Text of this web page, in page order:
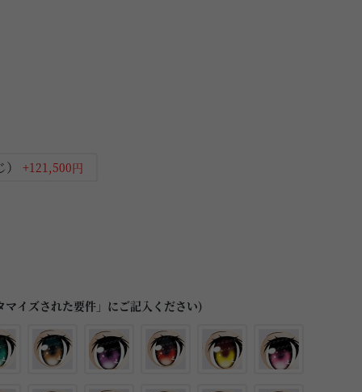
+121,500円
イズされた要件」にご記入ください)